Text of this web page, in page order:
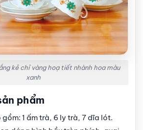
kẻ chỉ vàng hoạ tiết nhành hoa màu
xanh
phẩm
1 ấm trà, 6 ly trà, 7 dĩa lót.